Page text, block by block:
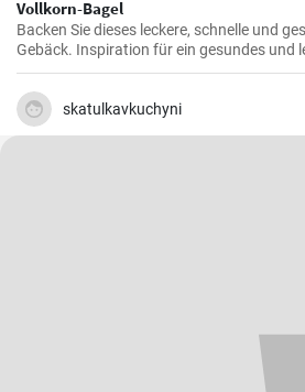
Vollkorn-Bagel
Backen Sie dieses leckere, schnelle und
Gebäck. Inspiration für ein gesundes und
man nie genug haben.
skatulkavkuchyni